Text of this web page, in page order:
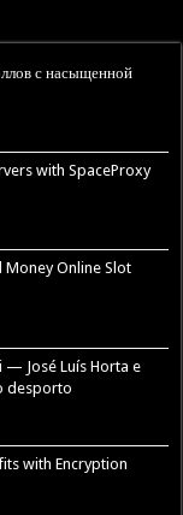
с насыщенной
with SpaceProxy
Money Online Slot
José Luís Horta e
desporto
with Encryption